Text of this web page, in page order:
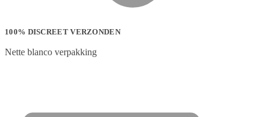
100% DISCREET VERZONDEN
Nette blanco verpakking